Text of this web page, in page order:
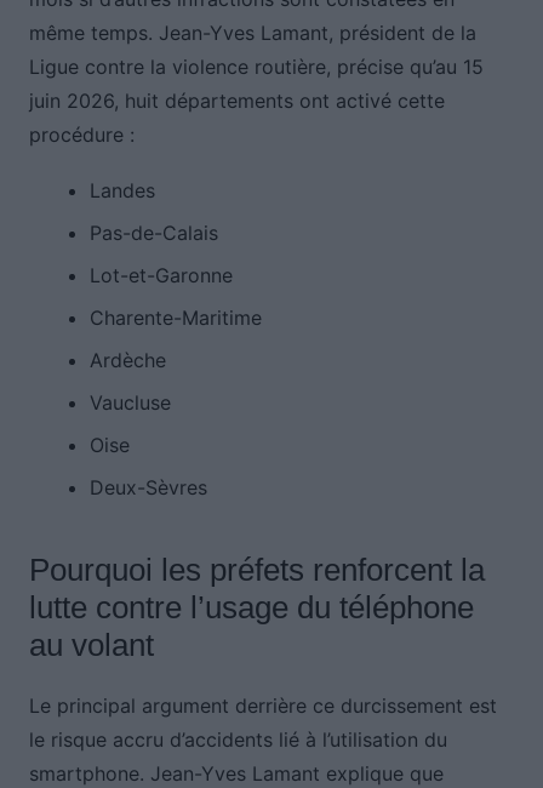
même temps. Jean-Yves Lamant, président de la
Ligue contre la violence routière, précise qu’au 15
juin 2026, huit départements ont activé cette
procédure :
Landes
Pas-de-Calais
Lot-et-Garonne
Charente-Maritime
Ardèche
Vaucluse
Oise
Deux-Sèvres
Pourquoi les préfets renforcent la
lutte contre l’usage du téléphone
au volant
Le principal argument derrière ce durcissement est
le risque accru d’accidents lié à l’utilisation du
smartphone. Jean-Yves Lamant explique que